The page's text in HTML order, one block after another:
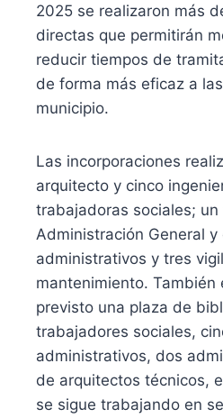
2025 se realizaron más
directas que permitirán
reducir tiempos de
de forma más eficaz a
municipio.
Las incorporaciones
arquitecto y cinco
trabajadoras sociales; un
Administración General y
administrativos y tres
mantenimiento. También
previsto una plaza de
trabajadores sociales,
administrativos, dos
de arquitectos técnicos,
se sigue trabajando en